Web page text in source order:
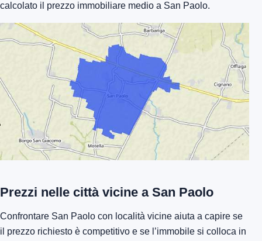
calcolato il prezzo immobiliare medio a San Paolo.
Prezzi nelle città vicine a San Paolo
Confrontare San Paolo con località vicine aiuta a capire se
il prezzo richiesto è competitivo e se l’immobile si colloca in